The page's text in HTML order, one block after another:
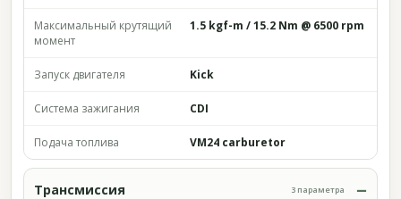
Максимальный крутящий
момент
1.5 kgf-m / 15.2 Nm @ 6500 rpm
Запуск двигателя Kick
Система зажигания CDI
Подача топлива VM24 carburetor
Трансмиссия 3 параметра